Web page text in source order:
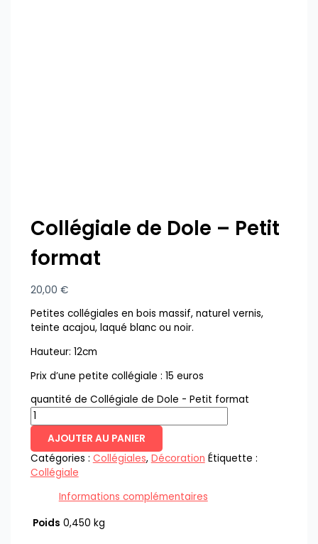
Collégiale de Dole – Petit
format
20,00 €
Petites collégiales en bois massif, naturel vernis,
teinte acajou, laqué blanc ou noir.
Hauteur: 12cm
Prix d’une petite collégiale : 15 euros
quantité de Collégiale de Dole - Petit format
AJOUTER AU PANIER
Catégories : Collégiales, Décoration Étiquette :
Collégiale
Informations complémentaires
Poids 0,450 kg